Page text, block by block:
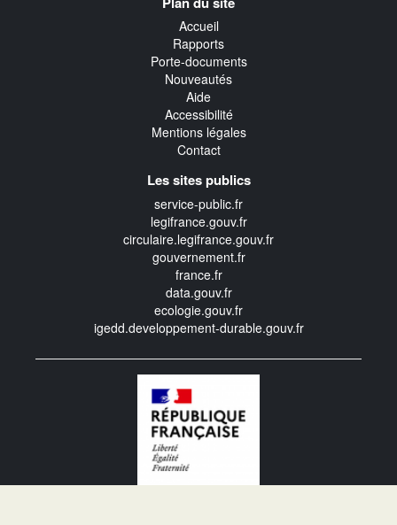
Accueil
Rapports
Porte-documents
Nouveautés
Aide
Accessibilité
Mentions légales
Contact
Les sites publics
service-public.fr
legifrance.gouv.fr
circulaire.legifrance.gouv.fr
gouvernement.fr
france.fr
data.gouv.fr
ecologie.gouv.fr
igedd.developpement-durable.gouv.fr